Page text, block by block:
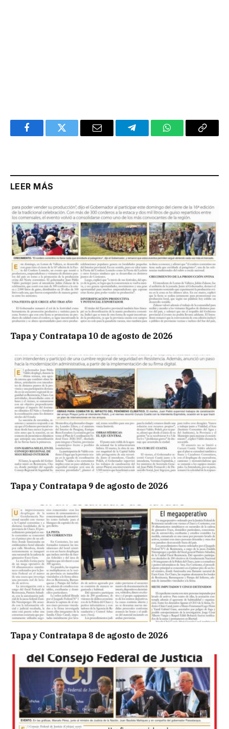
FacebookTwitter Email TelegramWhatsAppCopy
LEER MÁS
Tapa y Contratapa 10 de agosto de 2026
Tapa y Contratapa 9 de agosto de 2026
Tapa y Contratapa 8 de agosto de 2026